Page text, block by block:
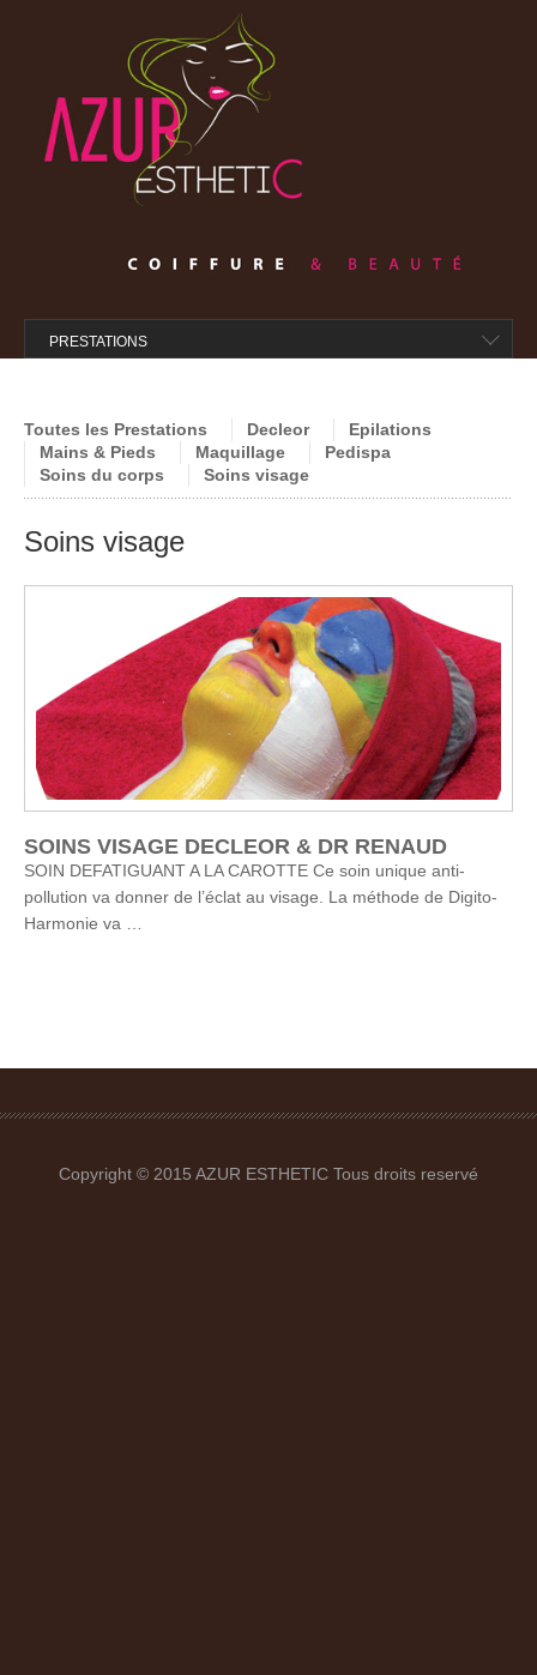
PRESTATIONS
SOINS VISAGE
SOINS CORPS
MAQUILLAGE
MARQUES
Dr Renaud
Shellac
Mondo Zen
NOS OFFRES
PHOTOS
CONTACT
Toutes les Prestations Decleor
Epilations
Mains & Pieds
Maquillage
Pedispa
Soins du corps
Soins visage
Soins visage
SOINS VISAGE DECLEOR & DR RENAUD
SOIN DEFATIGUANT A LA CAROTTE Ce soin unique anti-
pollution va donner de l’éclat au visage. La méthode de Digito-
Harmonie va …
Copyright © 2015 AZUR ESTHETIC Tous droits reservé